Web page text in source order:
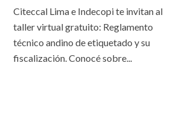
Citeccal Lima e Indecopi te invitan al
taller virtual gratuito: Reglamento
técnico andino de etiquetado y su
fiscalización. Conocé sobre...